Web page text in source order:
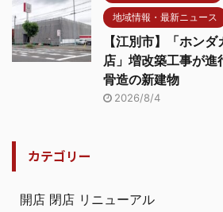
地域情報・最新ニュース
【江別市】「ホン
店」増改築工事が
骨造の新建物
2026/8/4
カテゴリー
開店 閉店 リニューアル